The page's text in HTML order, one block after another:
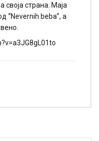
страна. Маја
“Nevernih beba”, а